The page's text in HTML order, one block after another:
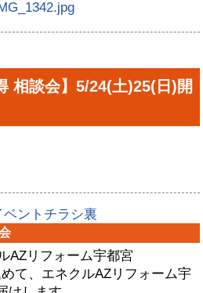
相談会】5/24(土)25(日)開
AZリフォーム宇都宮
て、エネクルAZリフォーム宇